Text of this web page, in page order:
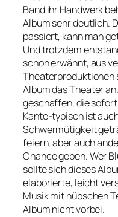
Band ihr Handwerk
Album sehr deutlich.
passiert, kann man
Und trotzdem
schon erwähnt, aus
Theaterproduktionen
Album das Theater
geschaffen, die
Kante-typisch ist
Schwermütigkeit
feiern, aber auch
Chance geben. Wer
sollte sich dieses
elaborierte, leicht
Musik mit hübschen
Album nicht vorbei.